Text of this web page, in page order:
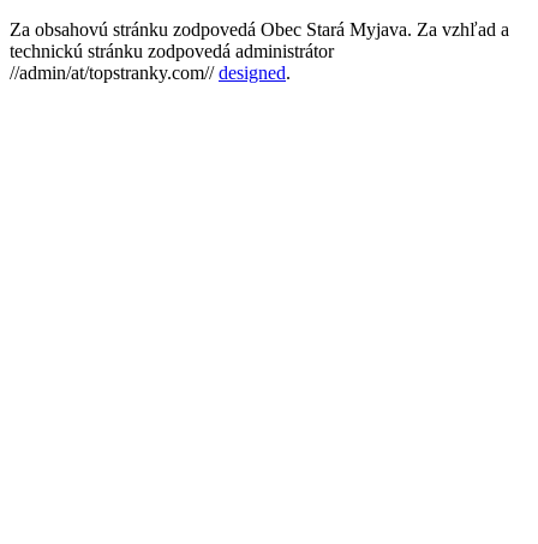
Za obsahovú stránku zodpovedá Obec Stará Myjava. Za vzhľad a
technickú stránku zodpovedá administrátor
//admin/at/topstranky.com//designed.